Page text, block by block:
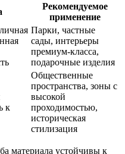
Рекомендуемое
применение
Парки, частные
сады, интерьеры
премиум-класса,
подарочные изделия
к
Общественные
пространства, зоны с
высокой
проходимостью,
историческая
стилизация
материала устойчивы к